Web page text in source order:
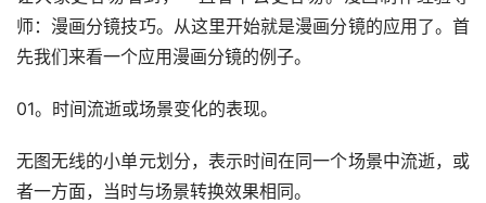
师：漫画分镜技巧。从这里开始就是漫画分镜的应用了。首
先我们来看一个应用漫画分镜的例子。
01。时间流逝或场景变化的表现。
无图无线的小单元划分，表示时间在同一个场景中流逝，或
者一方面，当时与场景转换效果相同。